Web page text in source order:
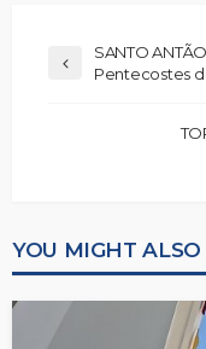
SANTO
Pentecostes
YOU MIGHT